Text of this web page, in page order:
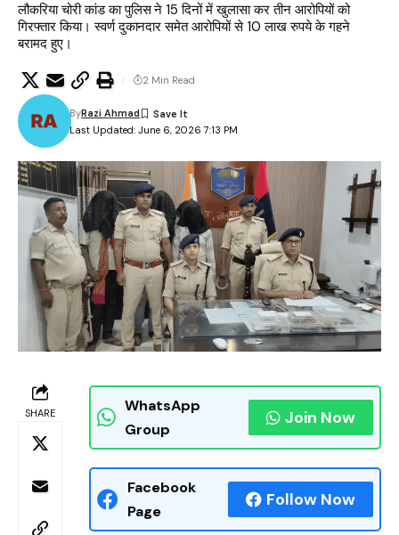
लौकरिया चोरी कांड का पुलिस ने 15 दिनों में खुलासा कर तीन आरोपियों को
गिरफ्तार किया। स्वर्ण दुकानदार समेत आरोपियों से 10 लाख रुपये के गहने
बरामद हुए।
Last Updated: June 6, 2026 7:13 PM
ByRazi Ahmad
2 Min Read
SHARE
WhatsApp
Group
Join Now
Facebook
Page
Follow Now